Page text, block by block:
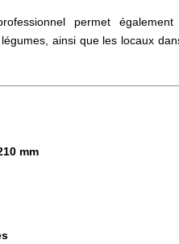
permet
ainsi que les locaux
mm